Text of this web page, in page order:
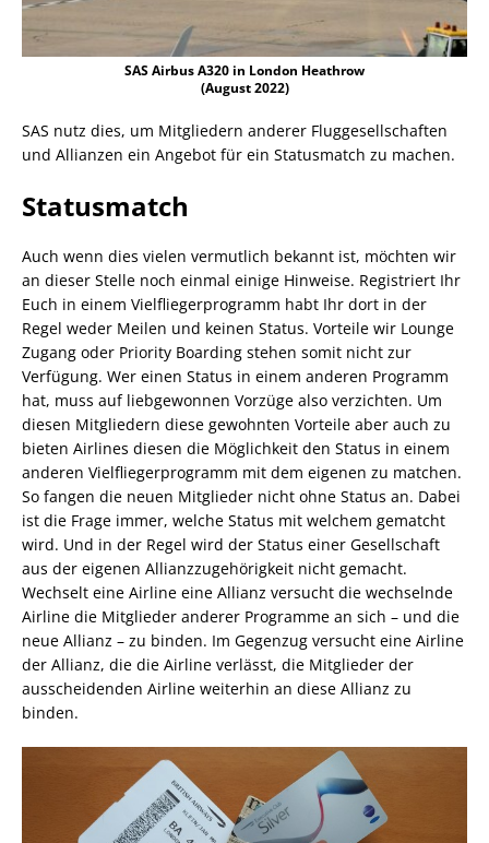
SAS Airbus A320 in London Heathrow
(August 2022)
SAS nutz dies, um Mitgliedern anderer Fluggesellschaften
und Allianzen ein Angebot für ein Statusmatch zu machen.
Statusmatch
Auch wenn dies vielen vermutlich bekannt ist, möchten wir
an dieser Stelle noch einmal einige Hinweise. Registriert Ihr
Euch in einem Vielfliegerprogramm habt Ihr dort in der
Regel weder Meilen und keinen Status. Vorteile wir Lounge
Zugang oder Priority Boarding stehen somit nicht zur
Verfügung. Wer einen Status in einem anderen Programm
hat, muss auf liebgewonnen Vorzüge also verzichten. Um
diesen Mitgliedern diese gewohnten Vorteile aber auch zu
bieten Airlines diesen die Möglichkeit den Status in einem
anderen Vielfliegerprogramm mit dem eigenen zu matchen.
So fangen die neuen Mitglieder nicht ohne Status an. Dabei
ist die Frage immer, welche Status mit welchem gematcht
wird. Und in der Regel wird der Status einer Gesellschaft
aus der eigenen Allianzzugehörigkeit nicht gemacht.
Wechselt eine Airline eine Allianz versucht die wechselnde
Airline die Mitglieder anderer Programme an sich – und die
neue Allianz – zu binden. Im Gegenzug versucht eine Airline
der Allianz, die die Airline verlässt, die Mitglieder der
ausscheidenden Airline weiterhin an diese Allianz zu
binden.